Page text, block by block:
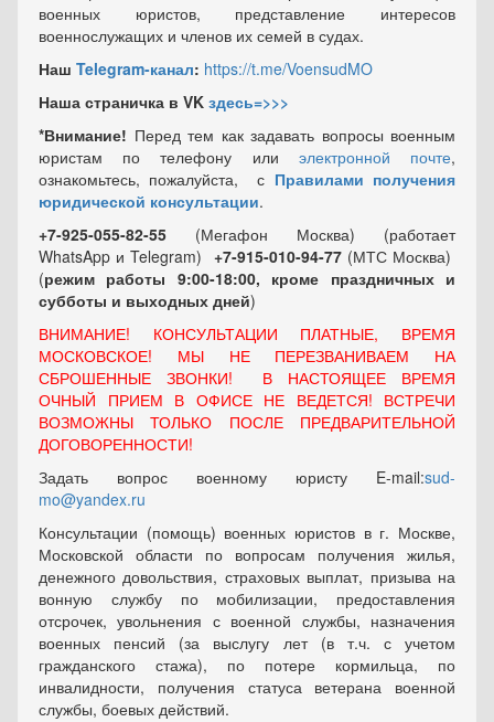
военных юристов, представление интересов
военнослужащих и членов их семей в судах.
Наш Telegram-канал: https://t.me/VoensudMO
Наша страничка в VK здесь=>>>
*Внимание! Перед тем как задавать вопросы военным
юристам по телефону или электронной почте,
ознакомьтесь, пожалуйста, с Правилами получения
юридической консультации.
+7-925-055-82-55 (Мегафон Москва) (работает
WhatsApp и Telegram) +7-915-010-94-77 (МТС Москва)
(режим работы 9:00-18:00, кроме праздничных и
субботы и выходных дней)
ВНИМАНИЕ! КОНСУЛЬТАЦИИ ПЛАТНЫЕ, ВРЕМЯ
МОСКОВСКОЕ! МЫ НЕ ПЕРЕЗВАНИВАЕМ НА
СБРОШЕННЫЕ ЗВОНКИ! В НАСТОЯЩЕЕ ВРЕМЯ
ОЧНЫЙ ПРИЕМ В ОФИСЕ НЕ ВЕДЕТСЯ! ВСТРЕЧИ
ВОЗМОЖНЫ ТОЛЬКО ПОСЛЕ ПРЕДВАРИТЕЛЬНОЙ
ДОГОВОРЕННОСТИ!
Задать вопрос военному юристу E-mail:sud-
mo@yandex.ru
Консультации (помощь) военных юристов в г. Москве,
Московской области по вопросам получения жилья,
денежного довольствия, страховых выплат, призыва на
вонную службу по мобилизации, предоставления
отсрочек, увольнения с военной службы, назначения
военных пенсий (за выслугу лет (в т.ч. с учетом
гражданского стажа), по потере кормильца, по
инвалидности, получения статуса ветерана военной
службы, боевых действий.